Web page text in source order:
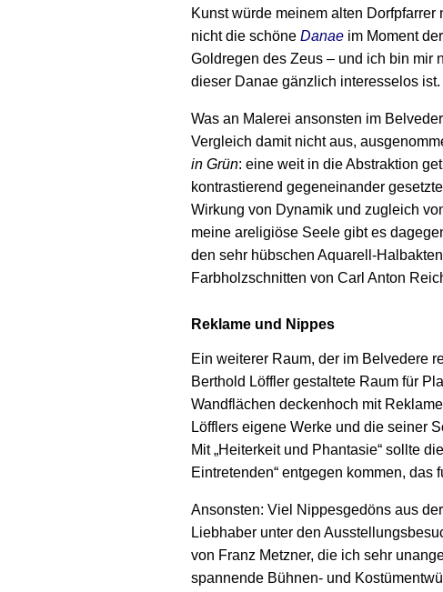
Kunst würde meinem alten
nicht die schöne Danae im Moment
Goldregen des Zeus – und ich bin mir
dieser Danae gänzlich interesselos ist.
Was an Malerei ansonsten im
Vergleich damit nicht aus,
in Grün: eine weit in die Abstraktion
kontrastierend gegeneinander
Wirkung von Dynamik und zugleich
meine areligiöse Seele gibt es
den sehr hübschen Aquarell-
Farbholzschnitten von Carl Anton
Reklame und Nippes
Ein weiterer Raum, der im Belvedere
Berthold Löffler gestaltete Raum für
Wandflächen deckenhoch mit
Löfflers eigene Werke und die seiner
Mit „Heiterkeit und Phantasie“ sollte
Eintretenden“ entgegen kommen, das
Ansonsten: Viel Nippesgedöns aus
Liebhaber unter den
von Franz Metzner, die ich sehr
spannende Bühnen- und